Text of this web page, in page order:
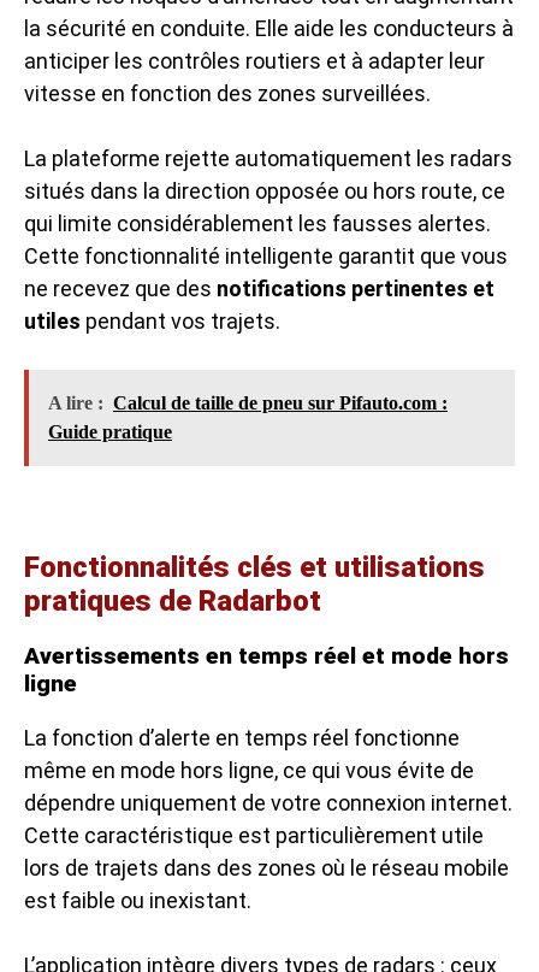
la sécurité en conduite. Elle aide les conducteurs à
anticiper les contrôles routiers et à adapter leur
vitesse en fonction des zones surveillées.
La plateforme rejette automatiquement les radars
situés dans la direction opposée ou hors route, ce
qui limite considérablement les fausses alertes.
Cette fonctionnalité intelligente garantit que vous
ne recevez que des notifications pertinentes et
utiles pendant vos trajets.
A lire : Calcul de taille de pneu sur Pifauto.com :
Guide pratique
Fonctionnalités clés et utilisations
pratiques de Radarbot
Avertissements en temps réel et mode hors
ligne
La fonction d’alerte en temps réel fonctionne
même en mode hors ligne, ce qui vous évite de
dépendre uniquement de votre connexion internet.
Cette caractéristique est particulièrement utile
lors de trajets dans des zones où le réseau mobile
est faible ou inexistant.
L’application intègre divers types de radars : ceux